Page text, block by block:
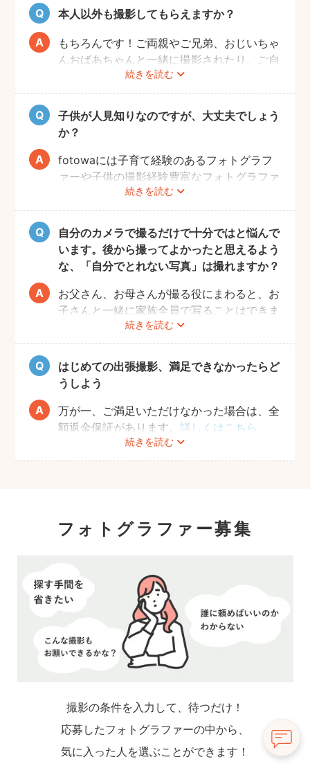
ムーズに行うことができますよ。
本人以外も撮影してもらえますか？
続きを読む
もちろんです！ご両親やご兄弟、おじいちゃ
んおばあちゃんと一緒に撮影されたり、ご自
宅で開くお誕生日会の様子を撮影される方も
いらっしゃいます。
子供が人見知りなのですが、大丈夫でしょう
か？
続きを読む
fotowaには子育て経験のあるフォトグラフ
ァーや子供の撮影経験豊富なフォトグラファ
ーもたくさん登録しています！ぜひ相談して
みてください。
また、フォトグラファー募集機能で人見知り
のお子様の撮影が得意なフォトグラファーを
募集してみるのもおすすめです。
自分のカメラで撮るだけで十分ではと悩んで
います。後から撮ってよかったと思えるよう
な、「自分でとれない写真」は撮れますか？
続きを読む
お父さん、お母さんが撮る役にまわると、お
子さんと一緒に家族全員で写ることはできま
せんし、プロの機材や構図ならではのクオリ
ティもあります。
10年後、20年後に見返して、撮ってよかっ
たと思っていただける写真をお届けします。
はじめての出張撮影、満足できなかったらど
うしよう
続きを読む
万が一、ご満足いただけなかった場合は、全
額返金保証があります。詳しくはこちら
フォトグラファー募集
撮影の条件を入力して、待つだけ！
応募したフォトグラファーの中から、
気に入った人を選ぶことができます！